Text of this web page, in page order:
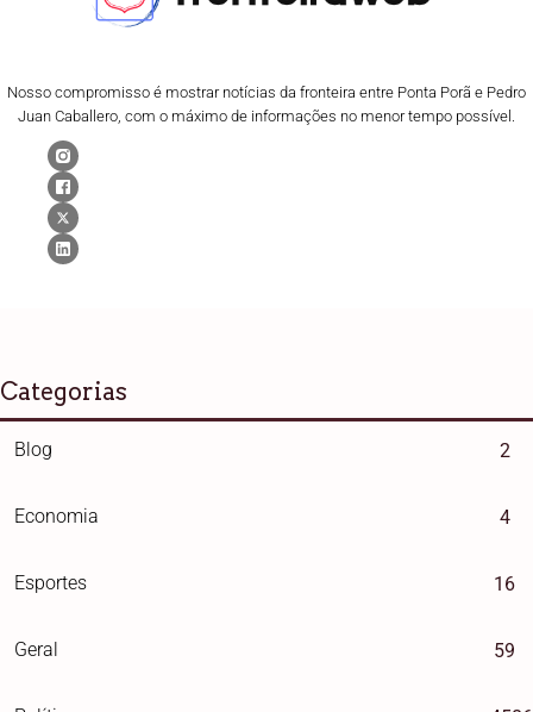
Nosso compromisso é mostrar notícias da fronteira entre Ponta Porã e Pedro
Juan Caballero, com o máximo de informações no menor tempo possível.
Categorias
Blog 2
Economia 4
Esportes 16
Geral 59